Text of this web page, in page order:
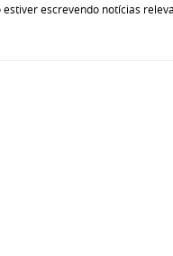
estiver escrevendo notícias